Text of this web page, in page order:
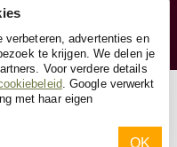
verbeteren, advertenties en
te krijgen. We delen je
Voor verdere details
. Google verwerkt
met haar eigen
OK